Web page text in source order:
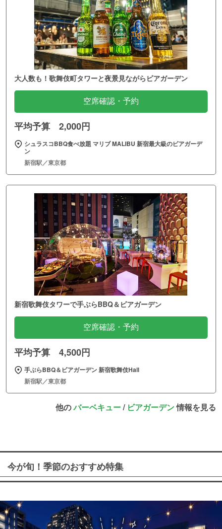
大人数も！歌舞伎町タワーと夜景見ながらビアガーデン
空席確認・予約
平均予算 2,000円
シュラスコBBQ食べ放題 マリブ MALIBU 新宿最大級のビアガーデ
ン
新宿駅／東京都
新宿歌舞伎タワーで手ぶらBBQ＆ビアガーデン
空席確認・予約
平均予算 4,500円
手ぶらBBQ＆ビアガーデン 新宿歌舞伎Hall
新宿駅／東京都
他のバーベキュー/ ビアガーデン情報を見る
今が旬！季節のおすすめ特集